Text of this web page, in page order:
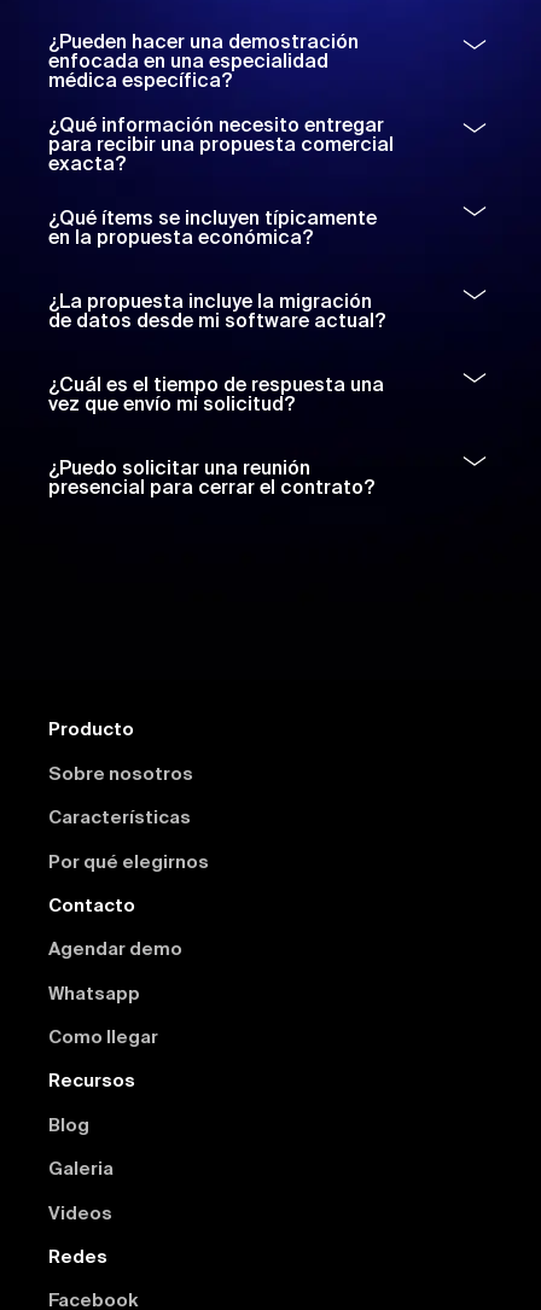
¿Pueden hacer una demostración
enfocada en una especialidad
médica específica?
¿Qué información necesito entregar
para recibir una propuesta comercial
exacta?
¿Qué ítems se incluyen típicamente
en la propuesta económica?
¿La propuesta incluye la migración
de datos desde mi software actual?
¿Cuál es el tiempo de respuesta una
vez que envío mi solicitud?
¿Puedo solicitar una reunión
presencial para cerrar el contrato?
Producto
Sobre nosotros
Características
Por qué elegirnos
Contacto
Agendar demo
Whatsapp
Como llegar
Recursos
Blog
Galeria
Videos
Redes
Facebook